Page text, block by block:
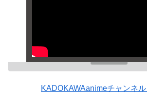
KADOKAWAanimeチャンネ